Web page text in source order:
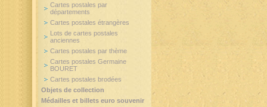
Cartes postales par
départements
Cartes postales étrangères
Lots de cartes postales
anciennes
Cartes postales par thème
Cartes postales Germaine
BOURET
Cartes postales brodées
Objets de collection
Médailles et billets euro souvenir